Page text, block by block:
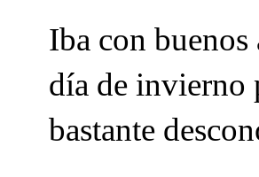
Iba con
día de invierno
bastante